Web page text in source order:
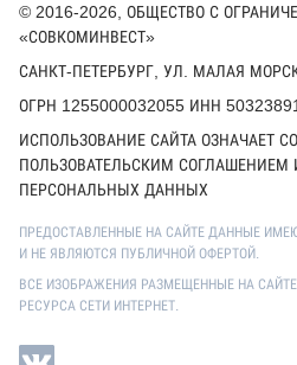
© 2016-2026, ОБЩЕСТВО С
«СОВКОМИНВЕСТ»
САНКТ-ПЕТЕРБУРГ, УЛ. МАЛАЯ
ОГРН 1255000032055 ИНН
ИСПОЛЬЗОВАНИЕ САЙТА ОЗНАЧАЕТ
ПОЛЬЗОВАТЕЛЬСКИМ СОГЛАШЕНИЕМ
ПЕРСОНАЛЬНЫХ ДАННЫХ
ПРЕДОСТАВЛЕННЫЕ НА САЙТЕ ДАННЫЕ
И НЕ ЯВЛЯЮТСЯ ПУБЛИЧНОЙ ОФЕРТОЙ.
ВСЕ ИЗОБРАЖЕНИЯ РАЗМЕЩЕННЫЕ НА
РЕСУРСА СЕТИ ИНТЕРНЕТ.